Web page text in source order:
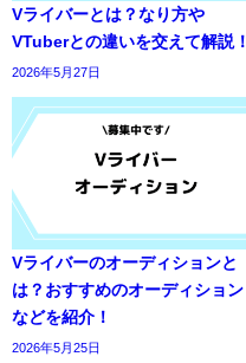
Vライバーとは？なり方や
VTuberとの違いを交えて解説！
2026年5月27日
Vライバーのオーディションと
は？おすすめのオーディション
などを紹介！
2026年5月25日